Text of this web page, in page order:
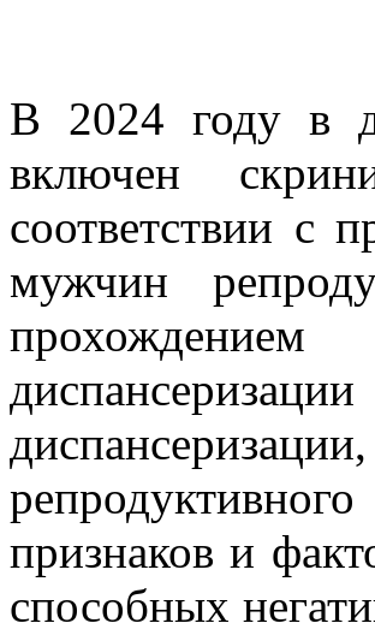
В 2024 году в
включен
соответствии с
мужчин
прохождением
признаков и
способных